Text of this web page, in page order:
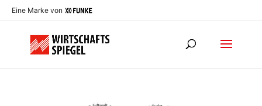
Eine Marke von